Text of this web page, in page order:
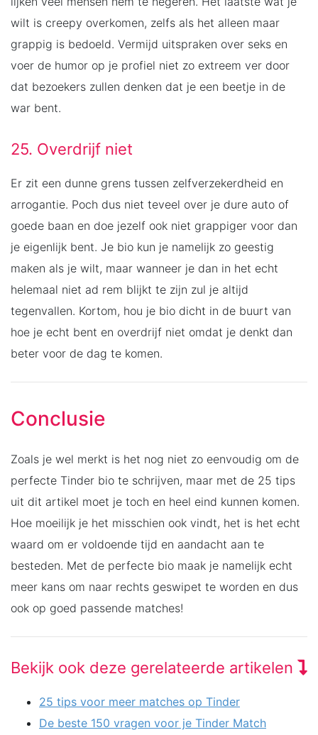
wilt is creepy overkomen, zelfs als het alleen maar
grappig is bedoeld. Vermijd uitspraken over seks en
voer de humor op je profiel niet zo extreem ver door
dat bezoekers zullen denken dat je een beetje in de
war bent.
25. Overdrijf niet
Er zit een dunne grens tussen zelfverzekerdheid en
arrogantie. Poch dus niet teveel over je dure auto of
goede baan en doe jezelf ook niet grappiger voor dan
je eigenlijk bent. Je bio kun je namelijk zo geestig
maken als je wilt, maar wanneer je dan in het echt
helemaal niet ad rem blijkt te zijn zul je altijd
tegenvallen. Kortom, hou je bio dicht in de buurt van
hoe je echt bent en overdrijf niet omdat je denkt dan
beter voor de dag te komen.
Conclusie
Zoals je wel merkt is het nog niet zo eenvoudig om de
perfecte Tinder bio te schrijven, maar met de 25 tips
uit dit artikel moet je toch en heel eind kunnen komen.
Hoe moeilijk je het misschien ook vindt, het is het echt
waard om er voldoende tijd en aandacht aan te
besteden. Met de perfecte bio maak je namelijk echt
meer kans om naar rechts geswipet te worden en dus
ook op goed passende matches!
Bekijk ook deze gerelateerde artikelen
25 tips voor meer matches op Tinder
De beste 150 vragen voor je Tinder Match